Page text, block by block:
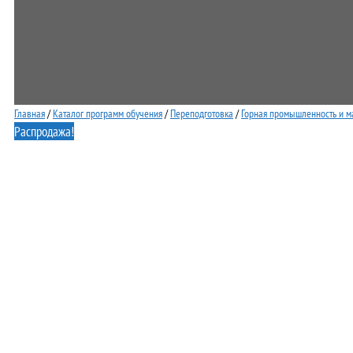
Главная/Каталог программ обучения/Переподготовка /Горная промышленность и
Распродажа!